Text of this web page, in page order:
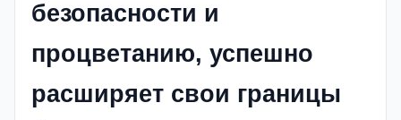
безопасности и
процветанию, успешно
расширяет свои границы